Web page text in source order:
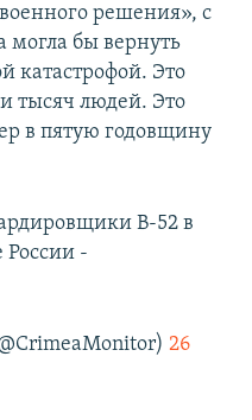
решения», с
бы вернуть
катастрофой. Это
тысяч людей. Это
в пятую годовщину
B-52 в
России -
26